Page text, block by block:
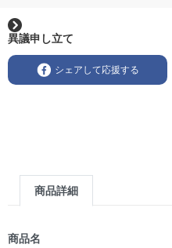
異議申し立て
シェアして応援する
商品詳細
商品名